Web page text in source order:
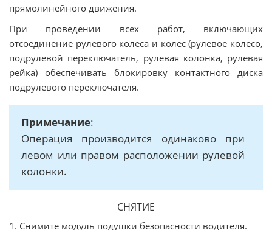
прямолинейного движения.
При проведении всех работ, включающих
отсоединение рулевого колеса и колес (рулевое колесо,
подрулевой переключатель, рулевая колонка, рулевая
рейка) обеспечивать блокировку контактного диска
подрулевого переключателя.
Примечание:
Операция производится одинаково при
левом или правом расположении рулевой
колонки.
СНЯТИЕ
1. Снимите модуль подушки безопасности водителя.